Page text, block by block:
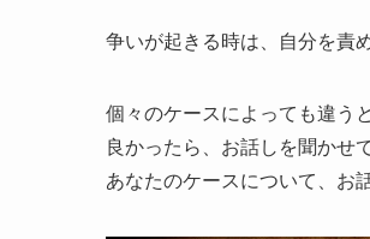
争いが起きる時は、自分を責
個々のケースによっても違う
良かったら、お話しを聞かせ
あなたのケースについて、お